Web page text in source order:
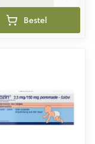
Bestel